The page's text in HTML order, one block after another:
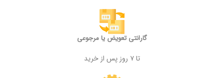
گارانتی تعویض یا مرجوعی
تا ۷ روز پس از خرید